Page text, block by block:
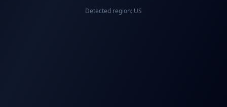
Detected region: US